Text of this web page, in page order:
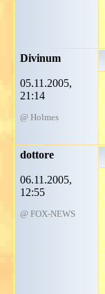
Divinum
05.11.2005,
21:14
@ Holmes
dottore
06.11.2005,
12:55
@ FOX-NEWS